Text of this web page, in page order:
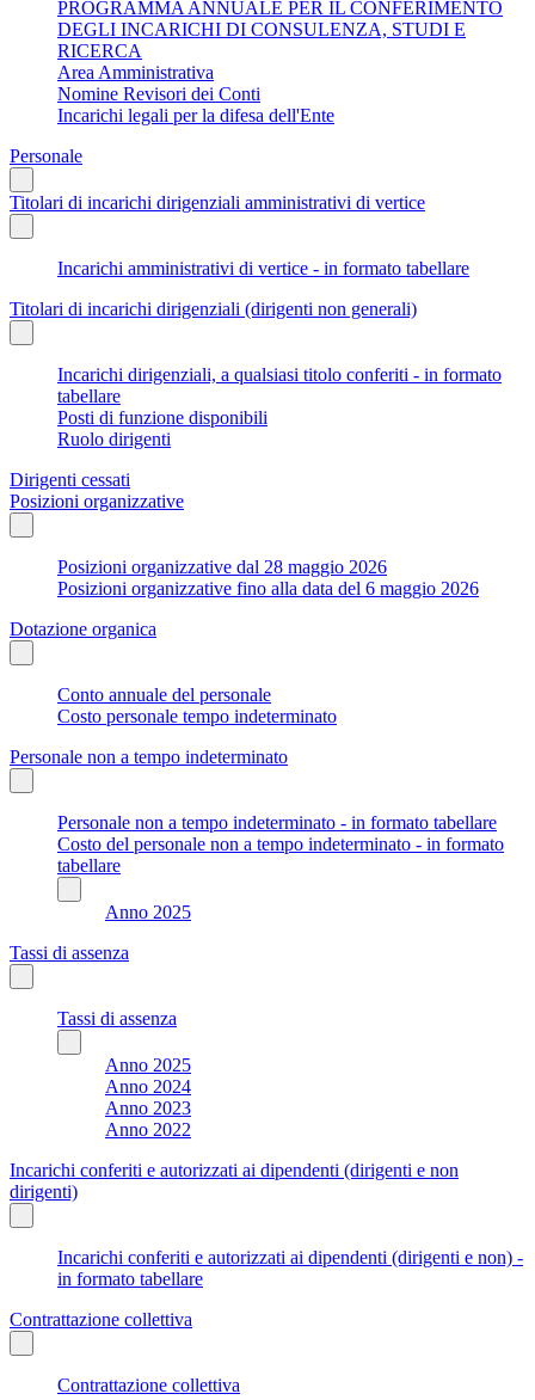
PROGRAMMA ANNUALE PER IL CONFERIMENTO
DEGLI INCARICHI DI CONSULENZA, STUDI E
RICERCA
Area Amministrativa
Nomine Revisori dei Conti
Incarichi legali per la difesa dell'Ente
Personale
Titolari di incarichi dirigenziali amministrativi di vertice
Incarichi amministrativi di vertice - in formato tabellare
Titolari di incarichi dirigenziali (dirigenti non generali)
Incarichi dirigenziali, a qualsiasi titolo conferiti - in formato
tabellare
Posti di funzione disponibili
Ruolo dirigenti
Dirigenti cessati
Posizioni organizzative
Posizioni organizzative dal 28 maggio 2026
Posizioni organizzative fino alla data del 6 maggio 2026
Dotazione organica
Conto annuale del personale
Costo personale tempo indeterminato
Personale non a tempo indeterminato
Personale non a tempo indeterminato - in formato tabellare
Costo del personale non a tempo indeterminato - in formato
tabellare
Anno 2025
Tassi di assenza
Tassi di assenza
Anno 2025
Anno 2024
Anno 2023
Anno 2022
Incarichi conferiti e autorizzati ai dipendenti (dirigenti e non
dirigenti)
Incarichi conferiti e autorizzati ai dipendenti (dirigenti e non) -
in formato tabellare
Contrattazione collettiva
Contrattazione collettiva